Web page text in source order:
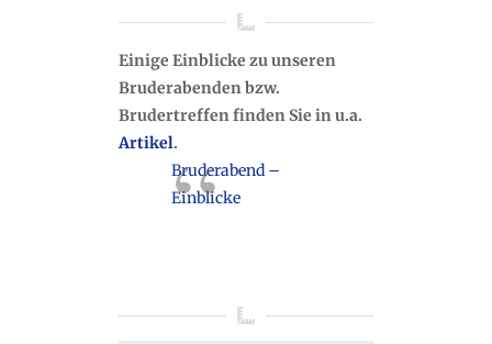
Einige Einblicke zu unseren
Bruderabenden bzw.
Brudertreffen finden Sie in u.a.
Artikel.
Bruderabend –
Einblicke